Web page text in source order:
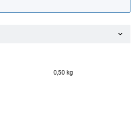
0,50 kg